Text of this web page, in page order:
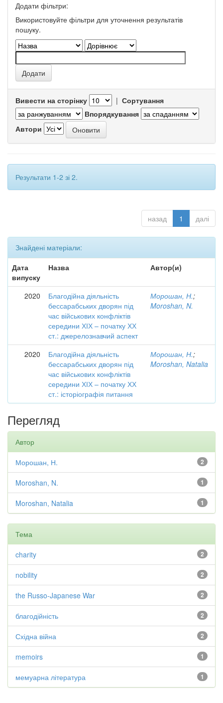
Додати фільтри:
Використовуйте фільтри для уточнення результатів
пошуку.
Вивести на сторінку | Сортування
Впорядкування
Автори
Результати 1-2 зі 2.
назад 1 далі
Знайдені матеріали:
Дата
випуску
Назва Автор(и)
2020
Благодійна діяльність
бессарабських дворян під
час військових конфліктів
середини ХІХ – початку ХХ
ст.: джерелознавчий аспект
Морошан, Н.;
Moroshan, N.
2020
Благодійна діяльність
бессарабських дворян під
час військових конфліктів
середини ХІХ – початку ХХ
ст.: історіографія питання
Морошан, Н.;
Moroshan, Natalia
Перегляд
Автор
2
Морошан, Н.
1
Moroshan, N.
1
Moroshan, Natalia
Тема
2
charity
2
nobility
2
the Russo-Japanese War
2
благодійність
2
Східна війна
1
memoirs
1
мемуарна література